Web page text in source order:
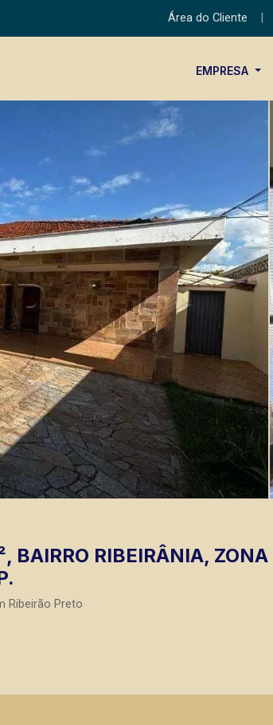
Área do Cliente
EMPRESA
BAIRRO RIBEIRÂNIA, ZONA
Ribeirão Preto